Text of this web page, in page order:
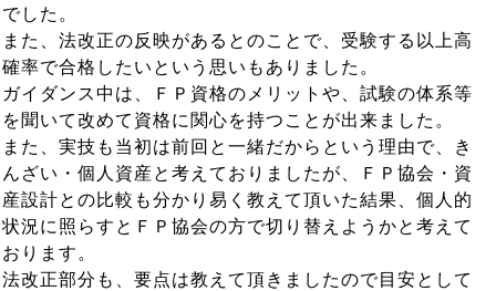
でした。
また、法改正の反映があるとのことで、受験する以上高
確率で合格したいという思いもありました。
ガイダンス中は、ＦＰ資格のメリットや、試験の体系等
を聞いて改めて資格に関心を持つことが出来ました。
また、実技も当初は前回と一緒だからという理由で、き
んざい・個人資産と考えておりましたが、ＦＰ協会・資
産設計との比較も分かり易く教えて頂いた結果、個人的
状況に照らすとＦＰ協会の方で切り替えようかと考えて
おります。
法改正部分も、要点は教えて頂きましたので目安として